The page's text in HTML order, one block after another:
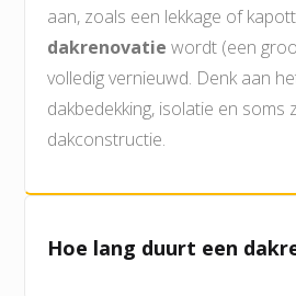
aan, zoals een lekkage of
dakrenovatie wordt (een
volledig vernieuwd. Denk aan
dakbedekking, isolatie en soms
dakconstructie.
Hoe lang duurt een